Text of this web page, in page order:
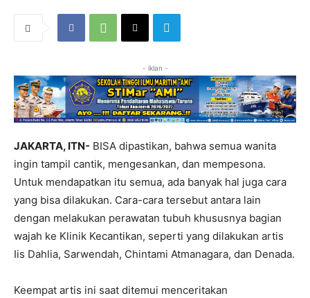
- iklan -
JAKARTA, ITN- BISA dipastikan, bahwa semua wanita
ingin tampil cantik, mengesankan, dan mempesona.
Untuk mendapatkan itu semua, ada banyak hal juga cara
yang bisa dilakukan. Cara-cara tersebut antara lain
dengan melakukan perawatan tubuh khususnya bagian
wajah ke Klinik Kecantikan, seperti yang dilakukan artis
Iis Dahlia, Sarwendah, Chintami Atmanagara, dan Denada.
Keempat artis ini saat ditemui menceritakan